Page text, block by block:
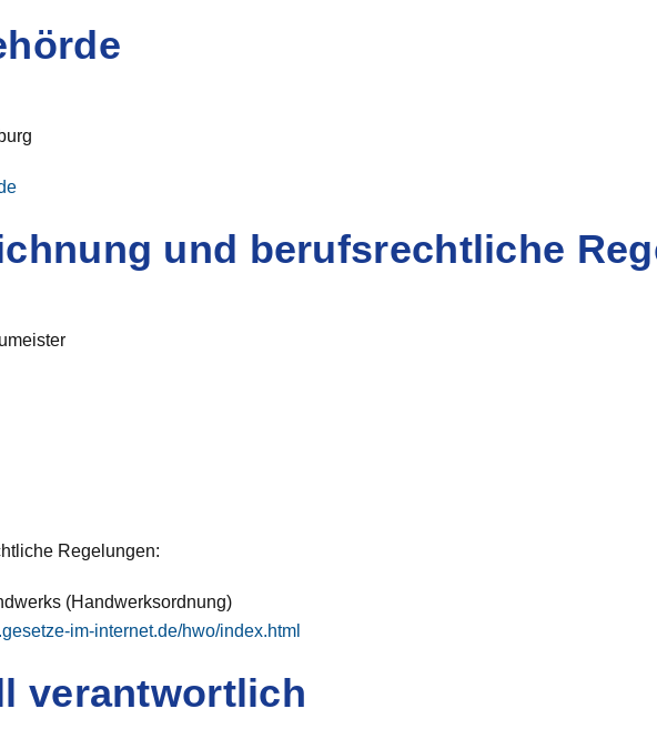
und berufsrechtliche
Regelungen:
(Handwerksordnung)
im-internet.de/hwo/index.html
verantwortlich